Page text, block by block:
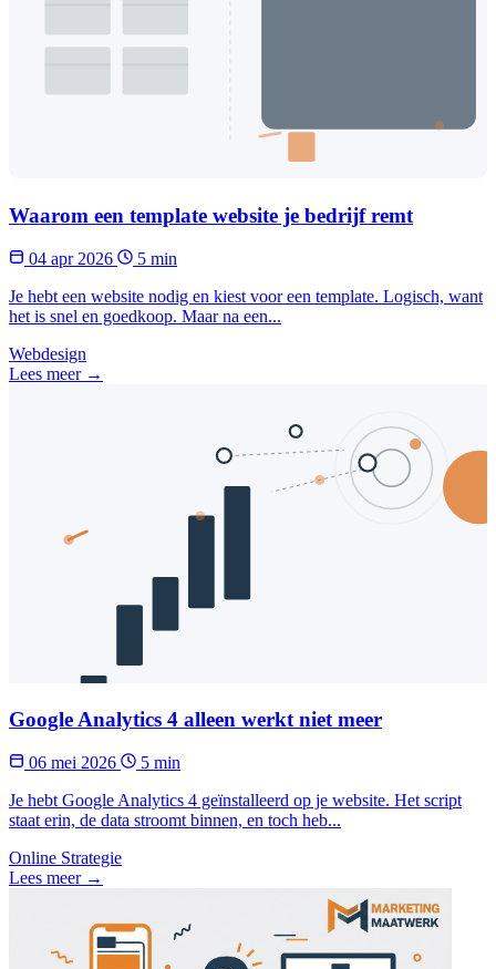
Waarom een template website je bedrijf remt
04 apr 2026
5 min
Je hebt een website nodig en kiest voor een template. Logisch, want
het is snel en goedkoop. Maar na een...
Webdesign
Lees meer →
Google Analytics 4 alleen werkt niet meer
06 mei 2026
5 min
Je hebt Google Analytics 4 geïnstalleerd op je website. Het script
staat erin, de data stroomt binnen, en toch heb...
Online Strategie
Lees meer →